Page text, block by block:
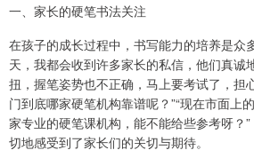
一、家长的硬笔书法关注
在孩子的成长过程中，书写能力的培养是众
天，我都会收到许多家长的私信，他们真诚
扭，握笔姿势也不正确，马上要考试了，担
门到底哪家硬笔机构靠谱呢？”“现在市面上
家专业的硬笔课机构，能不能给些参考呀？
切地感受到了家长们的关切与期待。